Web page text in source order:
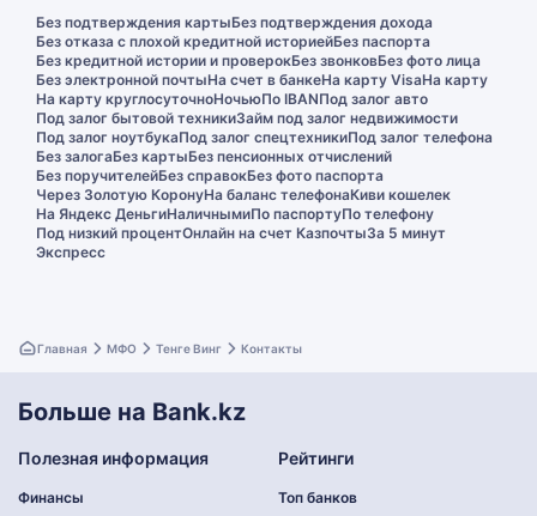
Без подтверждения картыБез подтверждения дохода
Без отказа с плохой кредитной историейБез паспорта
Без кредитной истории и проверокБез звонковБез фото лица
Без электронной почтыНа счет в банкеНа карту VisaНа карту
На карту круглосуточноНочьюПо IBANПод залог авто
Под залог бытовой техникиЗайм под залог недвижимости
Под залог ноутбукаПод залог спецтехникиПод залог телефона
Без залогаБез картыБез пенсионных отчислений
Без поручителейБез справокБез фото паспорта
Через Золотую КоронуНа баланс телефонаКиви кошелек
На Яндекс ДеньгиНаличнымиПо паспортуПо телефону
Под низкий процентОнлайн на счет КазпочтыЗа 5 минут
Экспресс
Главная МФО Тенге Винг Контакты
Больше на Bank.kz
Полезная информация
Финансы
Рейтинги
Топ банков